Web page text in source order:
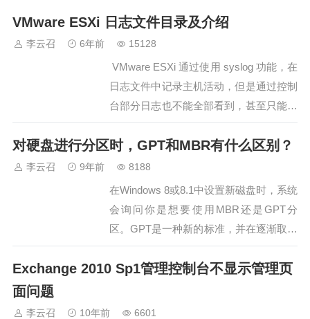
VMware ESXi 日志文件目录及介绍
李云召 6年前 15128
VMware ESXi 通过使用 syslog 功能，在
日志文件中记录主机活动，但是通过控制
台部分日志也不能全部看到，甚至只能看
到一小部分内容，可通过SSH登录，进行
查看相关日志。…
对硬盘进行分区时，GPT和MBR有什么区别？
李云召 9年前 8188
在Windows 8或8.1中设置新磁盘时，系统
会询问你是想要使用MBR还是GPT分
区。GPT是一种新的标准，并在逐渐取代
MBR。GPT带来了很多新特性，但MBR
仍然拥有最好的兼容性。GPT并不是
Exchange 2010 Sp1管理控制台不显示管理页
面问题
李云召 10年前 6601